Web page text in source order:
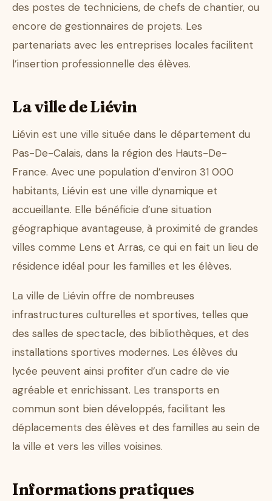
des postes de techniciens, de chefs de chantier, ou
encore de gestionnaires de projets. Les
partenariats avec les entreprises locales facilitent
l’insertion professionnelle des élèves.
La ville de Liévin
Liévin est une ville située dans le département du
Pas-De-Calais, dans la région des Hauts-De-
France. Avec une population d’environ 31 000
habitants, Liévin est une ville dynamique et
accueillante. Elle bénéficie d’une situation
géographique avantageuse, à proximité de grandes
villes comme Lens et Arras, ce qui en fait un lieu de
résidence idéal pour les familles et les élèves.
La ville de Liévin offre de nombreuses
infrastructures culturelles et sportives, telles que
des salles de spectacle, des bibliothèques, et des
installations sportives modernes. Les élèves du
lycée peuvent ainsi profiter d’un cadre de vie
agréable et enrichissant. Les transports en
commun sont bien développés, facilitant les
déplacements des élèves et des familles au sein de
la ville et vers les villes voisines.
Informations pratiques